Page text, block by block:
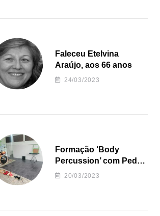
Faleceu Etelvina
Araújo, aos 66 anos
24/03/2023
Formação ‘Body
Percussion’ com Pedro
Almeida
20/03/2023